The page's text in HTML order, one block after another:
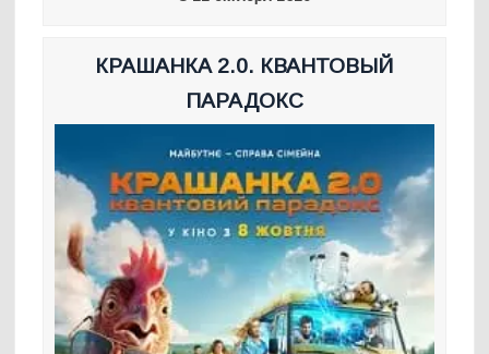
КРАШАНКА 2.0. КВАНТОВЫЙ
ПАРАДОКС